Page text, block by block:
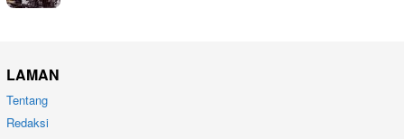
LAMAN
Tentang
Redaksi